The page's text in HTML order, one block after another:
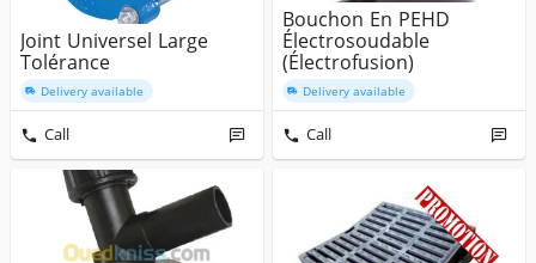
Joint Universel Large
Tolérance
Delivery available
Call
Bouchon En PEHD
Électrosoudable
(Électrofusion)
Delivery available
Call